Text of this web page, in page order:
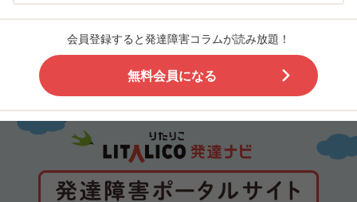
会員登録すると発達障害コラムが読み放題！
無料会員になる